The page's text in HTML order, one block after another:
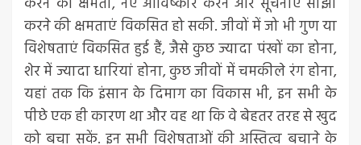
करने की क्षमताएं विकसित हो सकी. जीवों में जो भी गुण या
विशेषताएं विकसित हुई हैं, जैसे कुछ ज्यादा पंखों का होना,
शेर में ज्यादा धारियां होना, कुछ जीवों में चमकीले रंग होना,
यहां तक कि इंसान के दिमाग का विकास भी, इन सभी के
पीछे एक ही कारण था और वह था कि वे बेहतर तरह से खुद
को बचा सकें. इन सभी विशेषताओं की अस्तित्व बचाने के